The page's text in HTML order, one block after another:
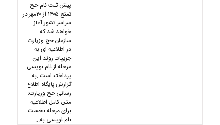
پیش ثبت نام حج
تمتع ۱۴۰۵ از ۲۰مهر در
سراسر کشور آغاز
خواهد شد که
سازمان حج وزیارت
در اطلاعیه ای به
جزییات روند این
مرحله از نام نویسی
پرداخته است .به
گزارش پایگاه اطلاع
رسانی حج وزیارت؛
متن کامل اطلاعیه
برای مرحله نخست
نام نویسی به...